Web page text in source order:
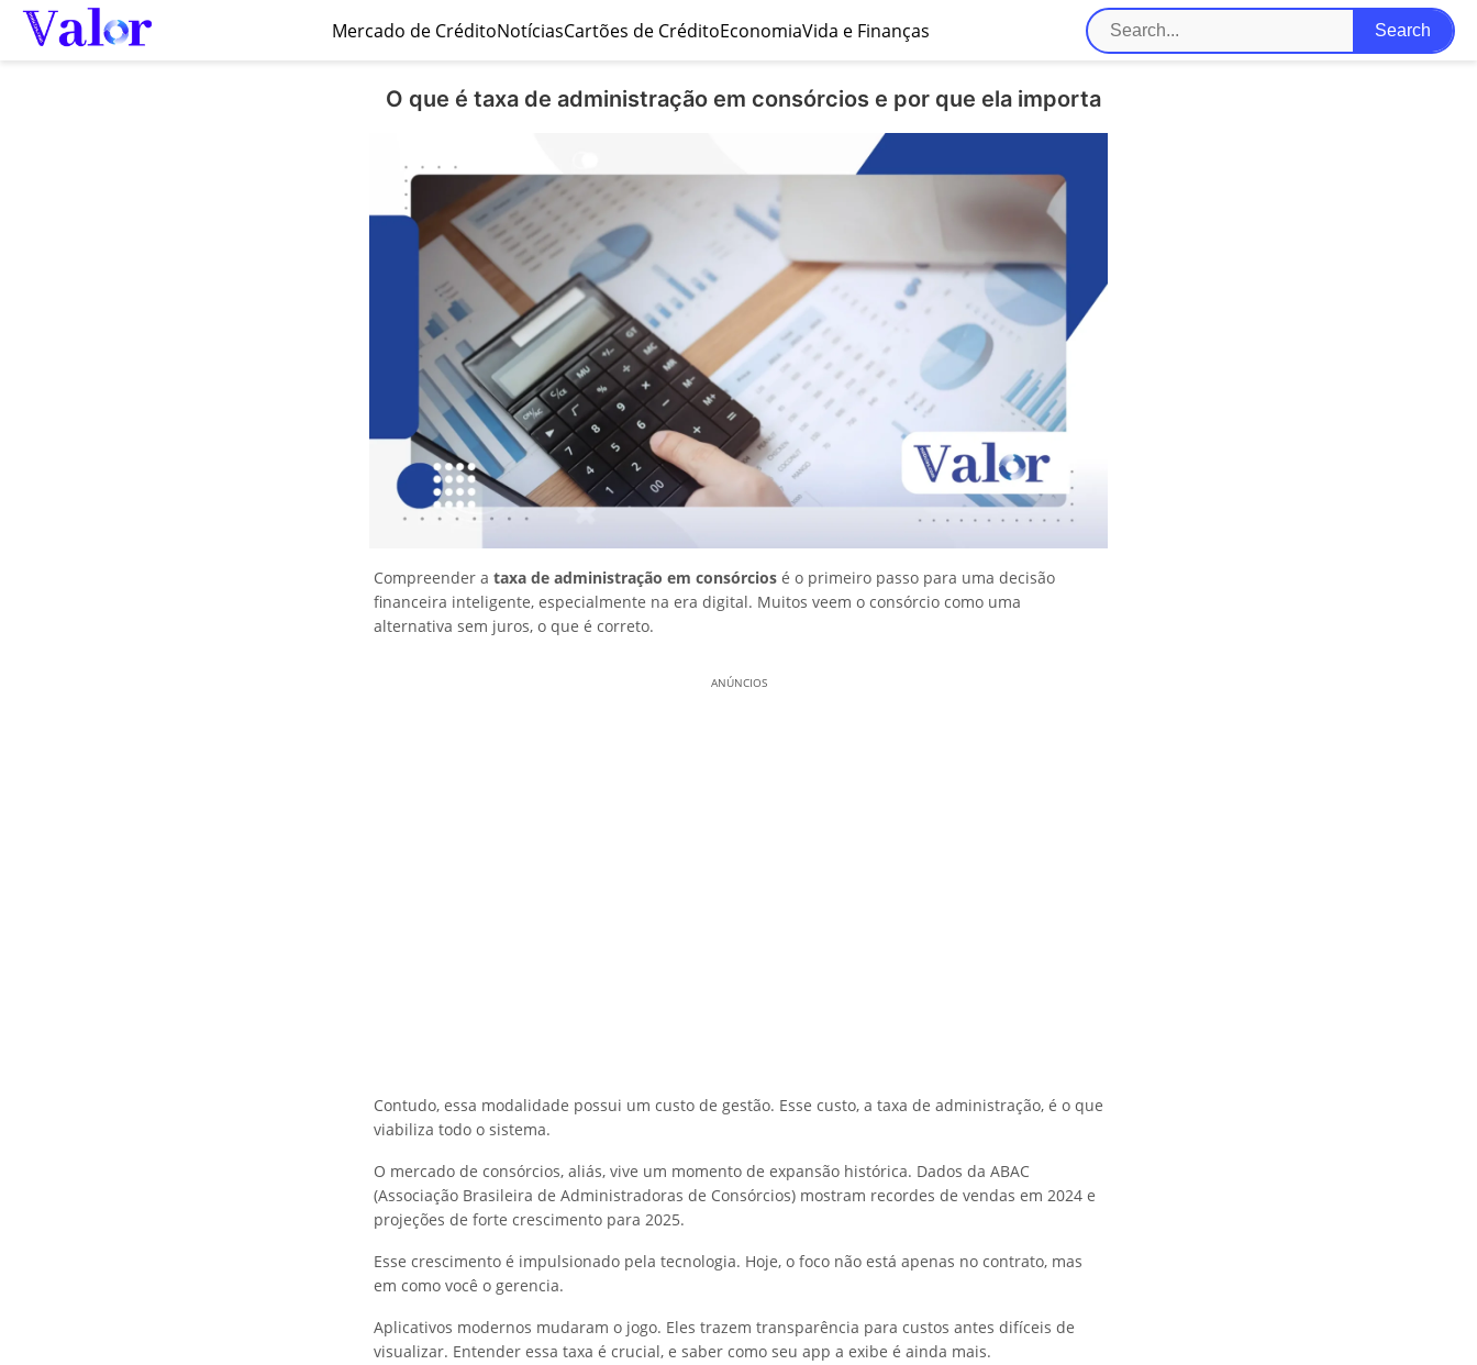
Mercado de CréditoNotíciasCartões de CréditoEconomiaVida e Finanças
O que é taxa de administração em consórcios e por que ela importa
Compreender a taxa de administração em consórcios é o primeiro passo para uma decisão
financeira inteligente, especialmente na era digital. Muitos veem o consórcio como uma
alternativa sem juros, o que é correto.
ANÚNCIOS
Contudo, essa modalidade possui um custo de gestão. Esse custo, a taxa de administração, é o que
viabiliza todo o sistema.
O mercado de consórcios, aliás, vive um momento de expansão histórica. Dados da ABAC
(Associação Brasileira de Administradoras de Consórcios) mostram recordes de vendas em 2024 e
projeções de forte crescimento para 2025.
Esse crescimento é impulsionado pela tecnologia. Hoje, o foco não está apenas no contrato, mas
em como você o gerencia.
Aplicativos modernos mudaram o jogo. Eles trazem transparência para custos antes difíceis de
visualizar. Entender essa taxa é crucial, e saber como seu app a exibe é ainda mais.